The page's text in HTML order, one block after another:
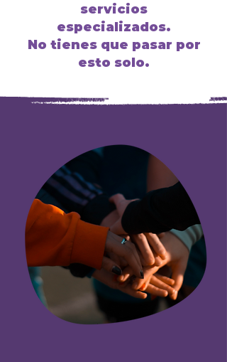
servicios
especializados.
No tienes que pasar por
esto solo.